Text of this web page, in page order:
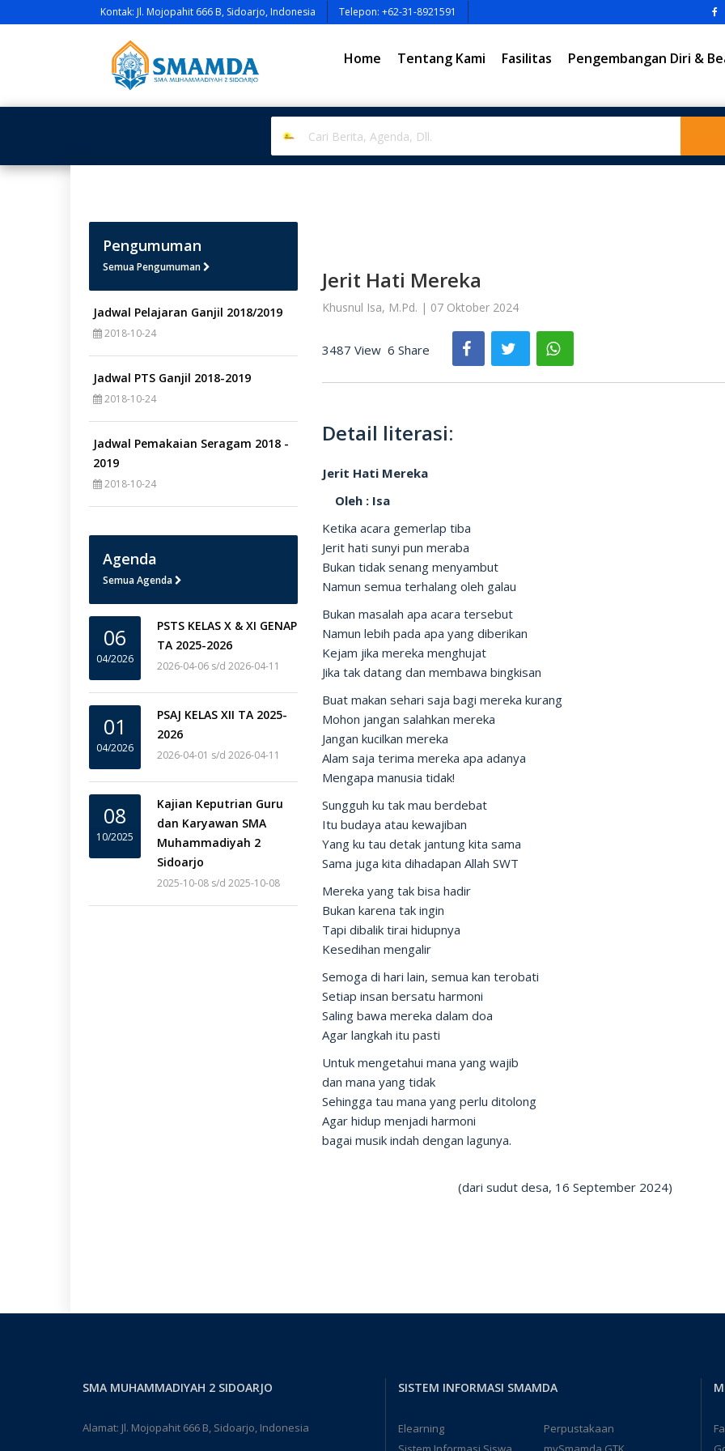
Kontak: Jl. Mojopahit 666 B, Sidoarjo, Indonesia Telepon: +62-31-8921591
Home Tentang Kami Fasilitas Pengembangan Diri &
Pengumuman
Semua Pengumuman
Jadwal Pelajaran Ganjil 2018/2019
2018-10-24
Jadwal PTS Ganjil 2018-2019
2018-10-24
Jadwal Pemakaian Seragam 2018 -
2019
2018-10-24
Agenda
Semua Agenda
06
04/2026
PSTS KELAS X & XI GENAP
TA 2025-2026
2026-04-06 s/d 2026-04-11
01
04/2026
PSAJ KELAS XII TA 2025-
2026
2026-04-01 s/d 2026-04-11
08
10/2025
Kajian Keputrian Guru
dan Karyawan SMA
Muhammadiyah 2
Sidoarjo
2025-10-08 s/d 2025-10-08
Jerit Hati Mereka
Khusnul Isa, M.Pd. | 07 Oktober 2024
3487 View 6 Share
Detail literasi:
Jerit Hati Mereka
Oleh : Isa
Ketika acara gemerlap tiba
Jerit hati sunyi pun meraba
Bukan tidak senang menyambut
Namun semua terhalang oleh galau
Bukan masalah apa acara tersebut
Namun lebih pada apa yang diberikan
Kejam jika mereka menghujat
Jika tak datang dan membawa bingkisan
Buat makan sehari saja bagi mereka kurang
Mohon jangan salahkan mereka
Jangan kucilkan mereka
Alam saja terima mereka apa adanya
Mengapa manusia tidak!
Sungguh ku tak mau berdebat
Itu budaya atau kewajiban
Yang ku tau detak jantung kita sama
Sama juga kita dihadapan Allah SWT
Mereka yang tak bisa hadir
Bukan karena tak ingin
Tapi dibalik tirai hidupnya
Kesedihan mengalir
Semoga di hari lain, semua kan terobati
Setiap insan bersatu harmoni
Saling bawa mereka dalam doa
Agar langkah itu pasti
Untuk mengetahui mana yang wajib
dan mana yang tidak
Sehingga tau mana yang perlu ditolong
Agar hidup menjadi harmoni
bagai musik indah dengan lagunya.
(dari sudut desa, 16 September 2024)
SMA MUHAMMADIYAH 2 SIDOARJO
Alamat: Jl. Mojopahit 666 B, Sidoarjo, Indonesia
SISTEM INFORMASI SMAMDA
Elearning
Perpustakaan